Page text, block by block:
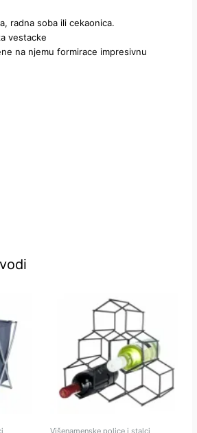
radna soba ili cekaonica.
vestacke
na njemu formirace impresivnu
Višenamenske police i stalci